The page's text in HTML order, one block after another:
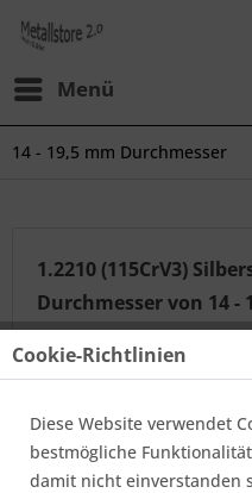
Menü
14 - 19,5 mm Durchmesser
1.2210 (115CrV3)
Durchmesser von 14 -
Werkzeugstahl in
Qualität mit der ISO
von 1000 mm und 2000
Cookie-Richtlinien
Diese Website verwendet
bestmögliche
damit nicht einverstanden